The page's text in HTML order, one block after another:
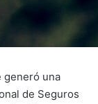
generó una
de Seguros